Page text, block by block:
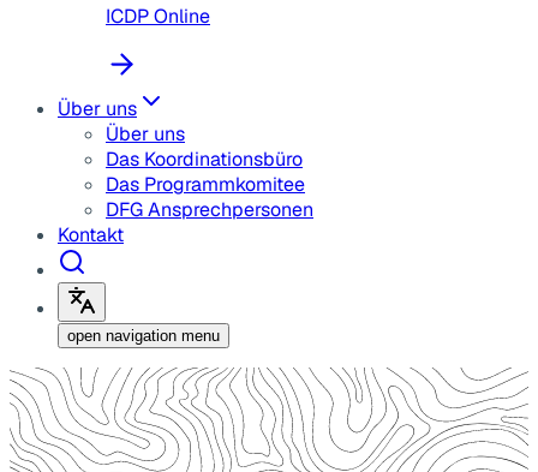
ICDP Online
Über uns
Über uns
Das Koordinationsbüro
Das Programmkomitee
DFG Ansprechpersonen
Kontakt
open navigation menu